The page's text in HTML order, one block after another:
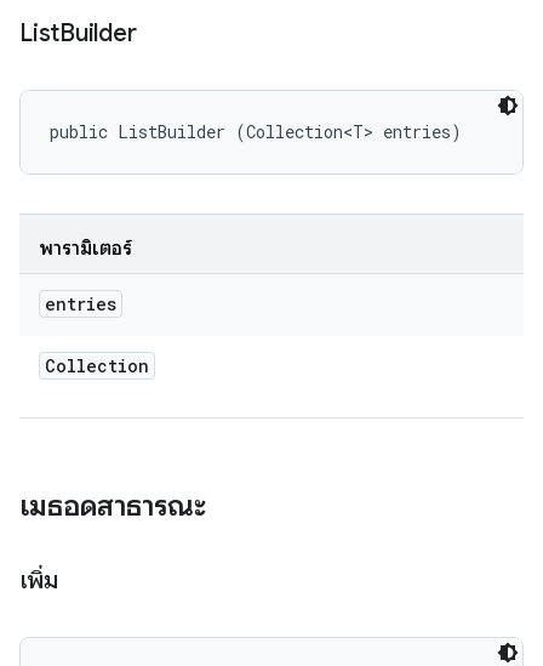
ListBuilder
public ListBuilder (Collection<T> entries)
พารามิเตอร์
entries
Collection
เมธอดสาธารณะ
เพิ่ม